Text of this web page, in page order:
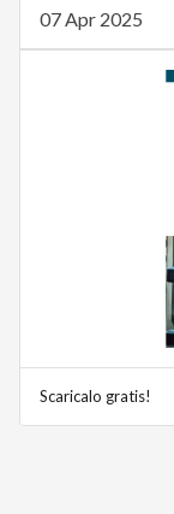
07 Apr 2025
Scaricalo gratis!